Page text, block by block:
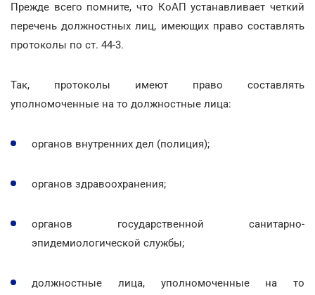
Прежде всего помните, что КоАП устанавливает четкий
перечень должностных лиц, имеющих право составлять
протоколы по ст. 44-3.
Так, протоколы имеют право составлять
уполномоченные на то должностные лица:
органов внутренних дел (полиция);
органов здравоохранения;
органов государственной санитарно-
эпидемиологической службы;
должностные лица, уполномоченные на то